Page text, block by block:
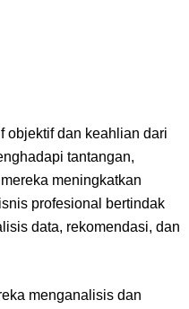
objektif dan keahlian dari
tantangan,
meningkatkan
profesional bertindak
data, rekomendasi, dan
menganalisis dan